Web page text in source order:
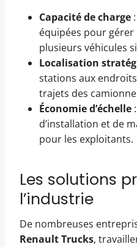
Capacité de charge
équipées pour
plusieurs véhicules
Localisation
stations aux
trajets des
Économie d’échelle
d’installation et de
pour les exploitants.
Les solutions
l’industrie
De nombreuses
Renault Trucks,